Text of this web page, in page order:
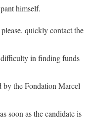
himself.
quickly contact the
in finding funds
by the Fondation Marcel
soon as the candidate is